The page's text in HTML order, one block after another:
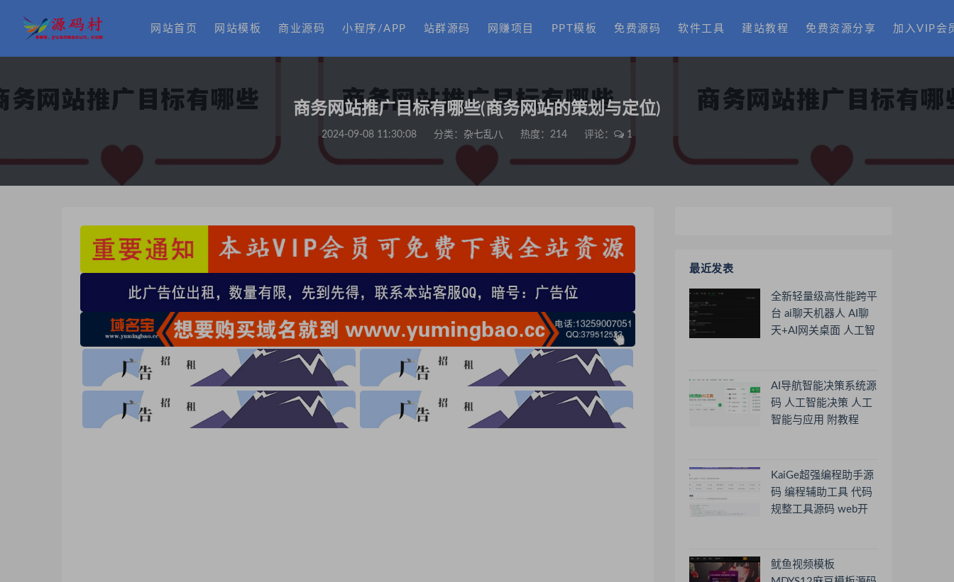
网站首页 网站模板 商业源码 小程序/APP 站群源码 网赚项目 PPT模板 免费源码 软件工具 建站教程 免费资源分享 加入VIP会
商务网站推广目标有哪些(商务网站的策划与定位)
2024-09-08 11:30:08 分类： 杂七乱八 热度：214 评论： 1
最近发表
全新轻量级高性能跨平
台 ai聊天机器人 AI聊
天+AI网关桌面 人工智
AI导航智能决策系统源
码 人工智能决策 人工
智能与应用 附教程
KaiGe超强编程助手源
码 编程辅助工具 代码
规整工具源码 web开
鱿鱼视频模板